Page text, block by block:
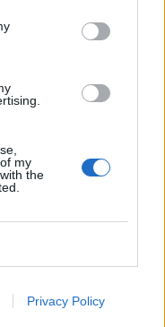
my
the
Privacy Policy
με τη
MLvlog !
τη συνταγή και